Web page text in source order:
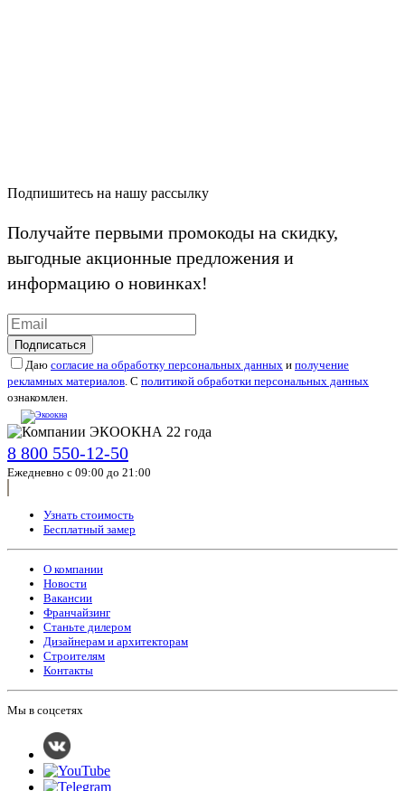
Подпишитесь на нашу рассылку
Получайте первыми промокоды на скидку,
выгодные акционные предложения и
информацию о новинках!
Подписаться
Даю согласие на обработку персональных данных и получение
рекламных материалов. С политикой обработки персональных данных
ознакомлен.
8 800 550-12-50
Ежедневно с 09:00 до 21:00
Узнать стоимость
Бесплатный замер
О компании
Новости
Вакансии
Франчайзинг
Станьте дилером
Дизайнерам и архитекторам
Строителям
Контакты
Мы в соцсетях